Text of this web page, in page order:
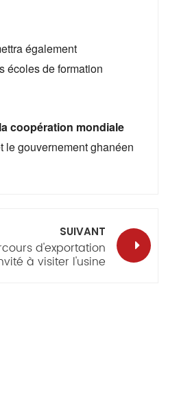
également
écoles de formation
coopération mondiale
le gouvernement ghanéen
SUIVANT
d'exportation
à visiter l'usine